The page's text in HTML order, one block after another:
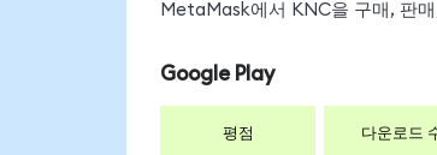
MetaMask에서 KNC을 구매, 판
Google Play
평점 다운로드